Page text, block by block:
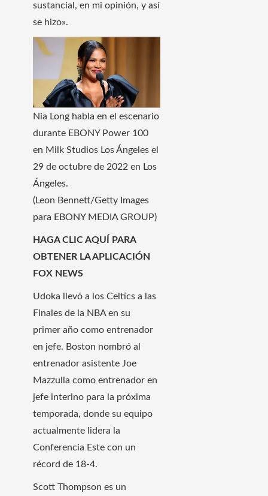
sustancial, en mi opinión, y así
se hizo».
Nia Long habla en el escenario
durante EBONY Power 100
en Milk Studios Los Ángeles el
29 de octubre de 2022 en Los
Ángeles.
(Leon Bennett/Getty Images
para EBONY MEDIA GROUP)
HAGA CLIC AQUÍ PARA
OBTENER LA APLICACIÓN
FOX NEWS
Udoka llevó a los Celtics a las
Finales de la NBA en su
primer año como entrenador
en jefe. Boston nombró al
entrenador asistente Joe
Mazzulla como entrenador en
jefe interino para la próxima
temporada, donde su equipo
actualmente lidera la
Conferencia Este con un
récord de 18-4.
Scott Thompson es un